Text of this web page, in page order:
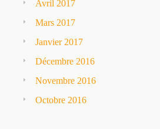
Avril 2017
Mars 2017
Janvier 2017
Décembre 2016
Novembre 2016
Octobre 2016